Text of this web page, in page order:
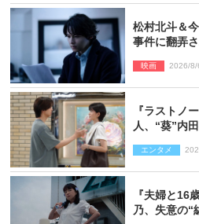
松村北斗＆
事件に翻弄
映画 2026/8/
『ラストノ
人、“葵”内
エンタメ
『夫婦と16
乃、失意の“